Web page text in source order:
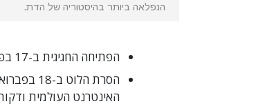
הנפלאה ביותר בהיסטוריה של הדת.
הפתיחה החגיגית ב-17 בפברואר של ארגון חדש בצל הרי ווסאץ'
הסרת הלוט ב-18 בפברואר של ארגון חדש
האינטרנט העולמית